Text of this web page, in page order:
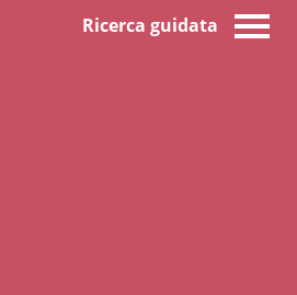
Ricerca guidata